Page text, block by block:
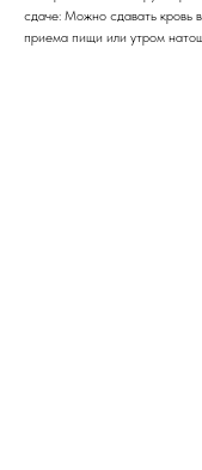
сдаче: Можно сдавать кровь
приема пищи или утром